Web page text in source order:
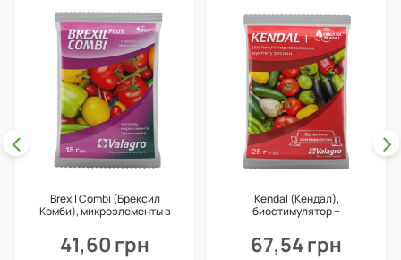
Brexil Combi (Брексил
Комби), микроэлементы в
41,60 грн
Kendal (Кендал),
биостимулятор +
г, Valagro
67,54 грн